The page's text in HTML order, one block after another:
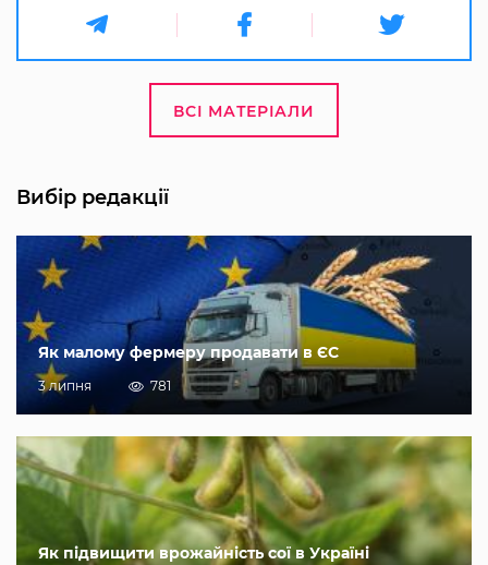
ВСІ МАТЕРІАЛИ
Вибір редакції
Як малому фермеру продавати в ЄС
3 липня 781
Як підвищити врожайність сої в Україні